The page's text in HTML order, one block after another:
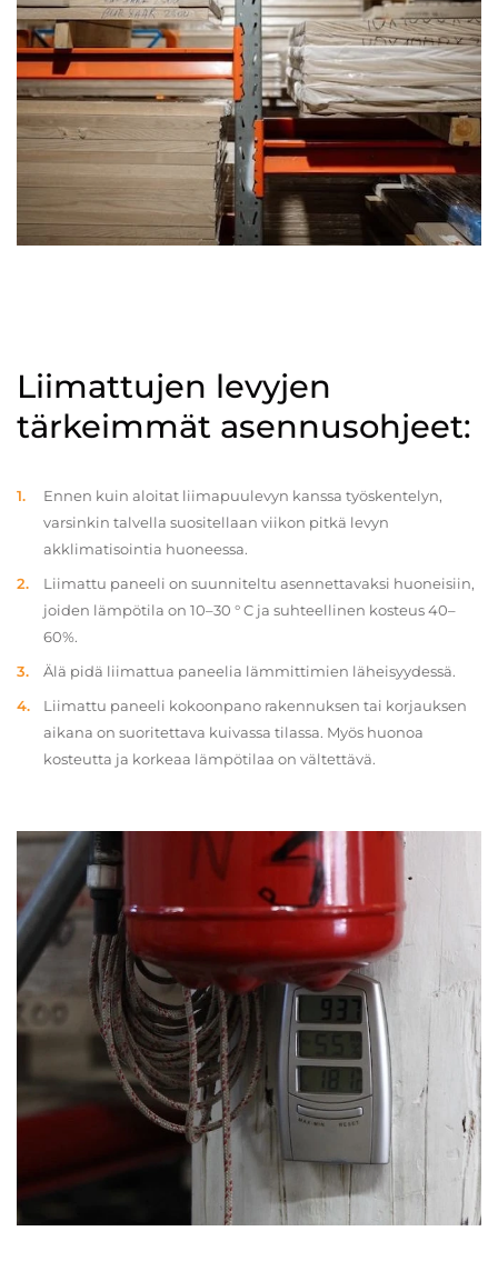
Liimattujen levyjen
tärkeimmät asennusohjeet:
Ennen kuin aloitat liimapuulevyn kanssa työskentelyn,
varsinkin talvella suositellaan viikon pitkä levyn
akklimatisointia huoneessa.
Liimattu paneeli on suunniteltu asennettavaksi huoneisiin,
joiden lämpötila on 10–30 ° C ja suhteellinen kosteus 40–
60%.
Älä pidä liimattua paneelia lämmittimien läheisyydessä.
Liimattu paneeli kokoonpano rakennuksen tai korjauksen
aikana on suoritettava kuivassa tilassa. Myös huonoa
kosteutta ja korkeaa lämpötilaa on vältettävä.